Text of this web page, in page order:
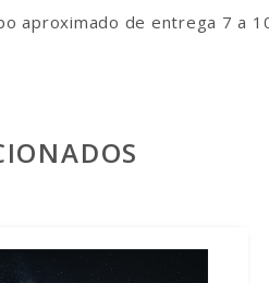
aproximado de entrega 7 a